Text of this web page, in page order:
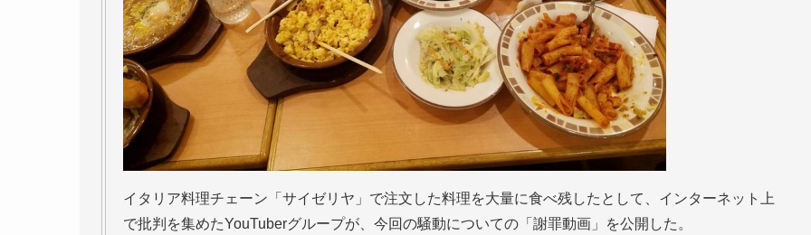
イタリア料理チェーン「サイゼリヤ」で注文した料理を大量に食べ残したとして、インターネット上
で批判を集めたYouTuberグループが、今回の騒動についての「謝罪動画」を公開した。